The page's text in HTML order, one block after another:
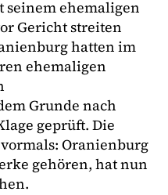
seinem ehemaligen
Gericht streiten
hatten im
ehemaligen
Grunde nach
geprüft. Die
Oranienburg
gehören, hat nun